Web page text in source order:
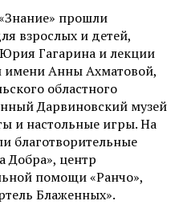
прошли
взрослых и детей,
Гагарина и лекции
имени Анны Ахматовой,
областного
Дарвиновский музей
и настольные игры. На
благотворительные
Добра», центр
помощи «Ранчо»,
Блаженных».